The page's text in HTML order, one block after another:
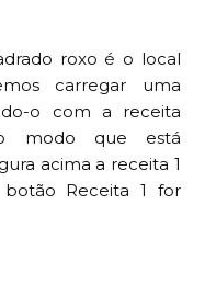
roxo é o local
carregar uma
o com a receita
modo que está
acima a receita 1
Receita 1 for